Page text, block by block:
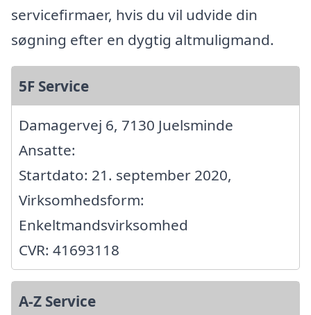
servicefirmaer, hvis du vil udvide din
søgning efter en dygtig altmuligmand.
5F Service
Damagervej 6, 7130 Juelsminde
Ansatte:
Startdato: 21. september 2020,
Virksomhedsform:
Enkeltmandsvirksomhed
CVR: 41693118
A-Z Service